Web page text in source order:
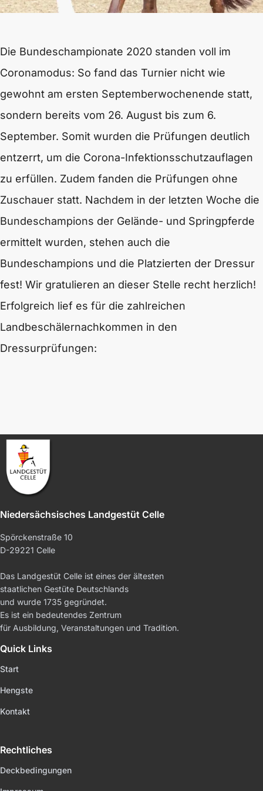
Die Bundeschampionate 2020 standen voll im
Coronamodus: So fand das Turnier nicht wie
gewohnt am ersten Septemberwochenende statt,
sondern bereits vom 26. August bis zum 6.
September. Somit wurden die Prüfungen deutlich
entzerrt, um die Corona-Infektionsschutzauflagen
zu erfüllen. Zudem fanden die Prüfungen ohne
Zuschauer statt. Nachdem in der letzten Woche die
Bundeschampions der Gelände- und Springpferde
ermittelt wurden, stehen auch die
Bundeschampions und die Platzierten der Dressur
fest! Wir gratulieren an dieser Stelle recht herzlich!
Erfolgreich lief es für die zahlreichen
Landbeschälernachkommen in den
Dressurprüfungen:
Niedersächsisches Landgestüt Celle
Spörckenstraße 10
D-29221 Celle
Das Landgestüt Celle ist eines der ältesten
staatlichen Gestüte Deutschlands
und wurde 1735 gegründet.
Es ist ein bedeutendes Zentrum
für Ausbildung, Veranstaltungen und Tradition.
Quick Links
Start
Hengste
Kontakt
Rechtliches
Deckbedingungen